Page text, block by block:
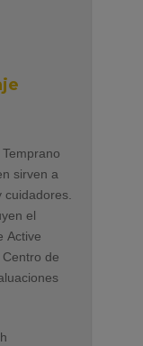
sirven a
cuidadores.
el
Active
de